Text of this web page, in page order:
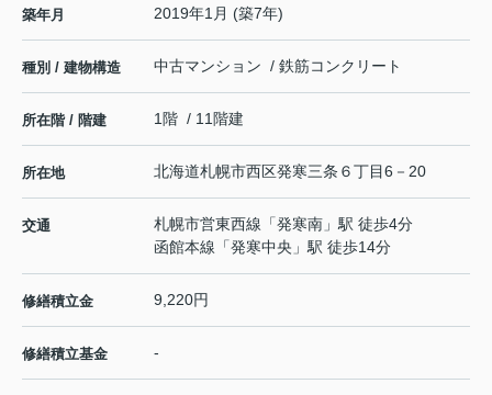
築年月 2019年1月 (築7年)
種別 / 建物構造 中古マンション / 鉄筋コンクリート
所在階 / 階建 1階 / 11階建
所在地 北海道札幌市西区発寒三条 ６丁目6－20
交通 札幌市営東西線 「発寒南 」駅 徒歩4分
函館本線 「発寒中央 」駅 徒歩14分
修繕積立金 9,220円
修繕積立基金 -